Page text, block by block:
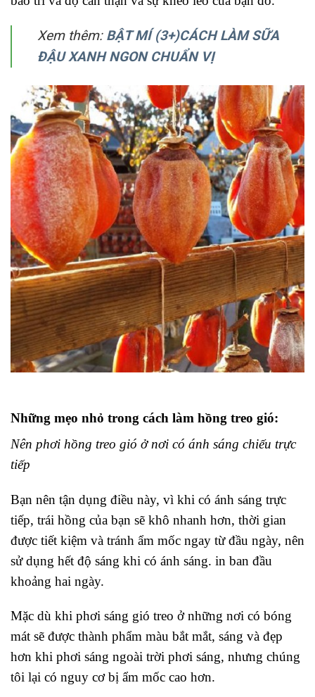
Xem thêm: BẬT MÍ (3+)CÁCH LÀM SỮA
ĐẬU XANH NGON CHUẨN VỊ
Những mẹo nhỏ trong cách làm hồng treo gió:
Nên phơi hồng treo gió ở nơi có ánh sáng chiếu trực
tiếp
Bạn nên tận dụng điều này, vì khi có ánh sáng trực
tiếp, trái hồng của bạn sẽ khô nhanh hơn, thời gian
được tiết kiệm và tránh ẩm mốc ngay từ đầu ngày, nên
sử dụng hết độ sáng khi có ánh sáng. in ban đầu
khoảng hai ngày.
Mặc dù khi phơi sáng gió treo ở những nơi có bóng
mát sẽ được thành phẩm màu bắt mắt, sáng và đẹp
hơn khi phơi sáng ngoài trời phơi sáng, nhưng chúng
tôi lại có nguy cơ bị ẩm mốc cao hơn.